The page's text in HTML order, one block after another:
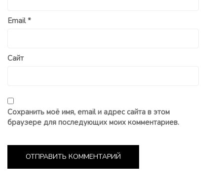
Email*
Сайт
Сохранить моё имя, email и адрес сайта в этом
браузере для последующих моих комментариев.